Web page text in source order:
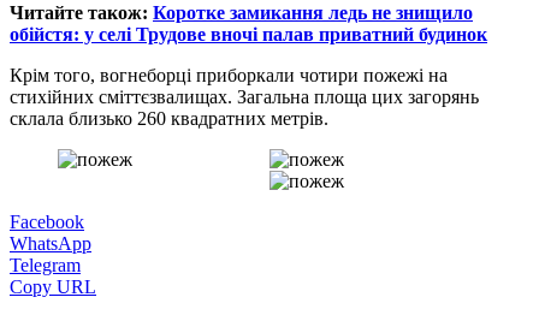
Читайте також: Коротке замикання ледь не знищило
обійстя: у селі Трудове вночі палав приватний будинок
Крім того, вогнеборці приборкали чотири пожежі на
стихійних сміттєзвалищах. Загальна площа цих загорянь
склала близько 260 квадратних метрів.
Facebook
WhatsApp
Telegram
Copy URL